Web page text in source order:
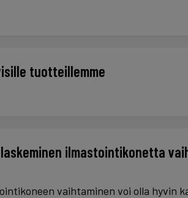
tuotteillemme
ilmastointikonetta
vaihtaminen voi olla hyvin